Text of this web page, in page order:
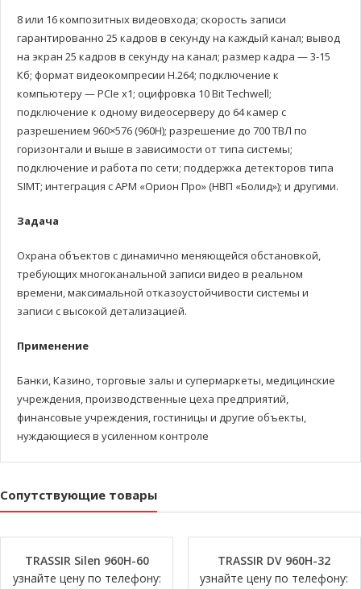
8 или 16 композитных видеовхода; скорость записи
гарантированно 25 кадров в секунду на каждый канал; вывод
на экран 25 кадров в секунду на канал; размер кадра — 3-15
Кб; формат видеокомпресии H.264; подключение к
компьютеру — PCIe x1; оцифровка 10 Bit Techwell;
подключение к одному видеосерверу до 64 камер с
разрешением 960×576 (960H); разрешение до 700 ТВЛ по
горизонтали и выше в зависимости от типа системы;
подключение и работа по сети; поддержка детекторов типа
SIMT; интеграция с АРМ «Орион Про» (НВП «Болид»); и другими.
Задача
Охрана объектов с динамично меняющейся обстановкой,
требующих многоканальной записи видео в реальном
времени, максимальной отказоустойчивости системы и
записи с высокой детализацией.
Применение
Банки, Казино, торговые залы и супермаркеты, медицинские
учреждения, производственные цеха предприятий,
финансовые учреждения, гостиницы и другие объекты,
нуждающиеся в усиленном контроле
Сопутствующие товары
TRASSIR Silen 960H-60
узнайте цену по телефону:
TRASSIR DV 960H-32
узнайте цену по телефону: